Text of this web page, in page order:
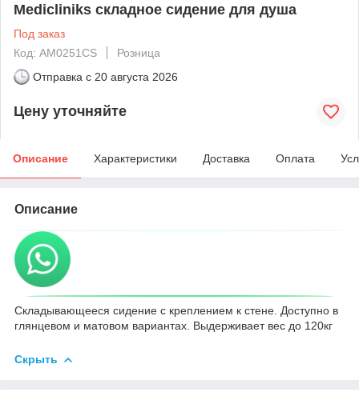
Medicliniks складное сидение для душа
Под заказ
Код: AM0251CS
Розница
Отправка с 20 августа 2026
Цену уточняйте
Описание Характеристики Доставка Оплата
Описание
Складывающееся сидение с креплением к стене. Доступно в
глянцевом и матовом вариантах. Выдерживает вес до 120кг
Скрыть